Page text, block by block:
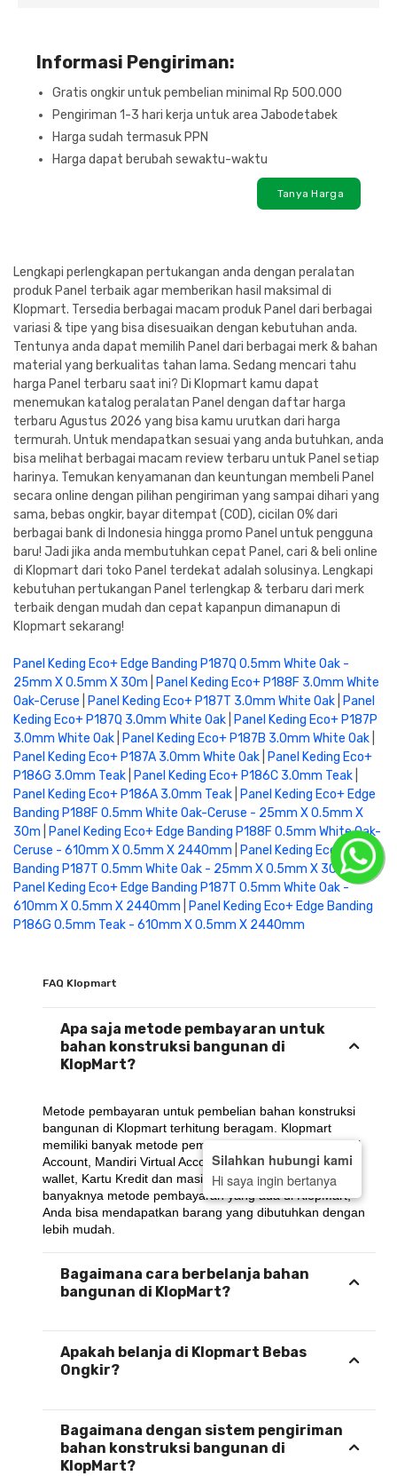
Informasi Pengiriman:
Gratis ongkir untuk pembelian minimal Rp 500.000
Pengiriman 1-3 hari kerja untuk area Jabodetabek
Harga sudah termasuk PPN
Harga dapat berubah sewaktu-waktu
Tanya Harga
Lengkapi perlengkapan pertukangan anda dengan peralatan
produk Panel terbaik agar memberikan hasil maksimal di
Klopmart. Tersedia berbagai macam produk Panel dari berbagai
variasi & tipe yang bisa disesuaikan dengan kebutuhan anda.
Tentunya anda dapat memilih Panel dari berbagai merk & bahan
material yang berkualitas tahan lama. Sedang mencari tahu
harga Panel terbaru saat ini? Di Klopmart kamu dapat
menemukan katalog peralatan Panel dengan daftar harga
terbaru Agustus 2026 yang bisa kamu urutkan dari harga
termurah. Untuk mendapatkan sesuai yang anda butuhkan, anda
bisa melihat berbagai macam review terbaru untuk Panel setiap
harinya. Temukan kenyamanan dan keuntungan membeli Panel
secara online dengan pilihan pengiriman yang sampai dihari yang
sama, bebas ongkir, bayar ditempat (COD), cicilan 0% dari
berbagai bank di Indonesia hingga promo Panel untuk pengguna
baru! Jadi jika anda membutuhkan cepat Panel, cari & beli online
di Klopmart dari toko Panel terdekat adalah solusinya. Lengkapi
kebutuhan pertukangan Panel terlengkap & terbaru dari merk
terbaik dengan mudah dan cepat kapanpun dimanapun di
Klopmart sekarang!
Panel Keding Eco+ Edge Banding P187Q 0.5mm White Oak -
25mm X 0.5mm X 30m
Panel Keding Eco+ P188F 3.0mm White
Oak-Ceruse
Panel Keding Eco+ P187T 3.0mm White Oak
Panel
Keding Eco+ P187Q 3.0mm White Oak
Panel Keding Eco+ P187P
3.0mm White Oak
Panel Keding Eco+ P187B 3.0mm White Oak
Panel Keding Eco+ P187A 3.0mm White Oak
Panel Keding Eco+
P186G 3.0mm Teak
Panel Keding Eco+ P186C 3.0mm Teak
Panel Keding Eco+ P186A 3.0mm Teak
Panel Keding Eco+ Edge
Banding P188F 0.5mm White Oak-Ceruse - 25mm X 0.5mm X
30m
Panel Keding Eco+ Edge Banding P188F 0.5mm White Oak-
Ceruse - 610mm X 0.5mm X 2440mm
Panel Keding Eco+ Edge
Banding P187T 0.5mm White Oak - 25mm X 0.5mm X 30m|
Panel Keding Eco+ Edge Banding P187T 0.5mm White Oak -
610mm X 0.5mm X 2440mm
Panel Keding Eco+ Edge Banding
P186G 0.5mm Teak - 610mm X 0.5mm X 2440mm
FAQ Klopmart
Apa saja metode pembayaran untuk
bahan konstruksi bangunan di
KlopMart?
Metode pembayaran untuk pembelian bahan konstruksi
bangunan di Klopmart terhitung beragam. Klopmart
memiliki banyak metode pembayaran seperti BCA Virtual
Account, Mandiri Virtual Account, BRI Virtual Account, E-
wallet, Kartu Kredit dan masih banyak lagi.. Dengan
banyaknya metode pembayaran yang ada di KlopMart,
Anda bisa mendapatkan barang yang dibutuhkan dengan
lebih mudah.
Bagaimana cara berbelanja bahan
bangunan di KlopMart?
Apakah belanja di Klopmart Bebas
Ongkir?
Bagaimana dengan sistem pengiriman
bahan konstruksi bangunan di
KlopMart?
Silahkan hubungi kami
Hi saya ingin bertanya